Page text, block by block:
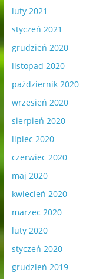
luty 2021
styczeń 2021
grudzień 2020
listopad 2020
październik 2020
wrzesień 2020
sierpień 2020
lipiec 2020
czerwiec 2020
maj 2020
kwiecień 2020
marzec 2020
luty 2020
styczeń 2020
grudzień 2019